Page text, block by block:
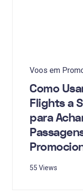
Voos em
Como
Flights a
para
55 Views